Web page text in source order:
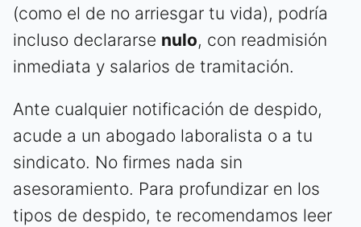
(como el de no arriesgar tu vida), podría
incluso declararse nulo, con readmisión
inmediata y salarios de tramitación.
Ante cualquier notificación de despido,
acude a un abogado laboralista o a tu
sindicato. No firmes nada sin
asesoramiento. Para profundizar en los
tipos de despido, te recomendamos leer